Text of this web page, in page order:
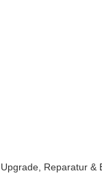
Reparatur &